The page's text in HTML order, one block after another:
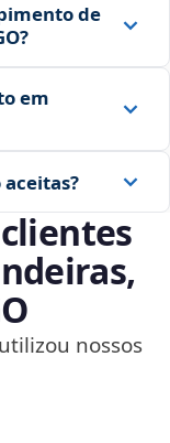
de
em
nossos